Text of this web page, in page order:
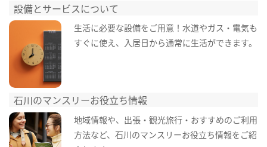
設備とサービスについて
生活に必要な設備をご用意！水道やガス・電気も
すぐに使え、入居日から通常に生活ができます。
石川のマンスリーお役立ち情報
地域情報や、出張・観光旅行・おすすめのご利用
方法など、石川のマンスリーお役立ち情報をご紹